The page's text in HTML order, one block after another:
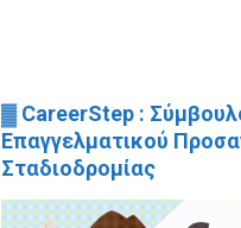
▓ CareerStep :
Επαγγελματικού
Σταδιοδρομίας